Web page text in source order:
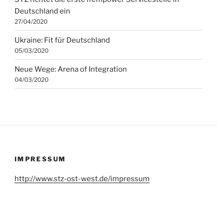
Deutschland ein
27/04/2020
Ukraine: Fit für Deutschland
05/03/2020
Neue Wege: Arena of Integration
04/03/2020
IMPRESSUM
http://www.stz-ost-west.de/impressum